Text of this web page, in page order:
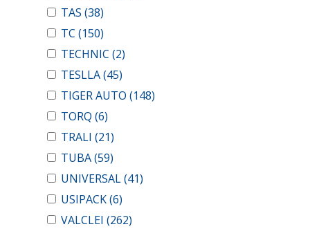
TAS (38)
TC (150)
TECHNIC (2)
TESLLA(45)
TIGER AUTO (148)
TORQ (6)
TRALI (21)
TUBA(59)
UNIVERSAL(41)
USIPACK(6)
VALCLEI (262)